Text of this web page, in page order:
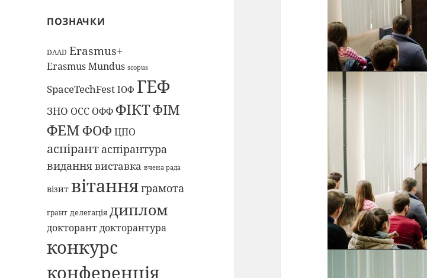
ПОЗНАЧКИ
DAAD Erasmus+
Erasmus Mundus scopus
SpaceTechFest ІОФ ГЕФ
ЗНО ОСС ОФФФІКТФІМ
ФЕМФОФ ЦПО
аспірант аспірантура
виданнявиставка вчена рада
візит вітанняграмота
грант делегація диплом
докторантдокторантура
конкурс
конференція